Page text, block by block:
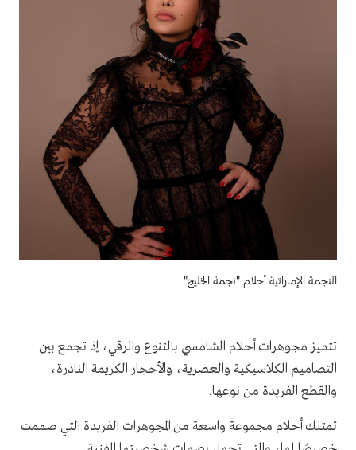
النجمة الإماراتية أحلام "نجمة الخليج"
تتميز مجوهرات أحلام الشامسي بالتنوع والرقي، إذ تجمع بين
التصاميم الكلاسيكية والعصرية، والأحجار الكريمة النادرة،
والقطع الفريدة من نوعها.
تمتلك أحلام مجموعة واسعة من المجوهرات الفريدة التي صممت